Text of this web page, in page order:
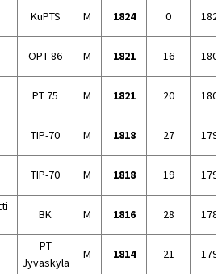
KuPTS M 1824 0
OPT-86 M 1821 16
PT 75 M 1821 20
TIP-70 M 1818 27
TIP-70 M 1818 19
BK M 1816 28
PT
Jyväskylä
M 1814 21